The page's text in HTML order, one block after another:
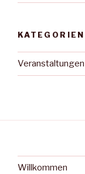
KATEGORIEN
Veranstaltungen
Willkommen